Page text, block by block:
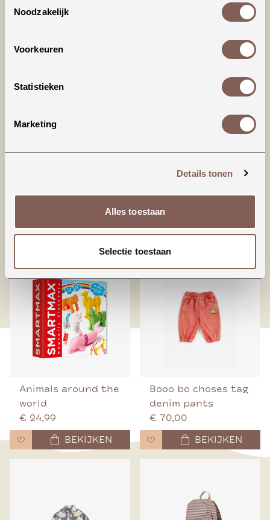
Noodzakelijk
Voorkeuren
Statistieken
Marketing
Details tonen
Alles toestaan
Selectie toestaan
Productinformatie
LotieKids | SWEATSHIRT
nieuw binnen
Animals around the
world
€ 24,99
BEKIJKEN
Booo bo choses tag
denim pants
€ 70,00
BEKIJKEN